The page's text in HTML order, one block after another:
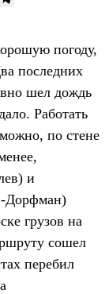
погоду,
последних
шел дождь
Работать
по стене
и
Дорфман)
грузов на
сошел
перебил